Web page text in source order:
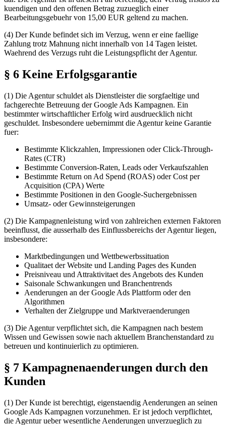
kuendigen und den offenen Betrag zuzueglich einer
Bearbeitungsgebuehr von 15,00 EUR geltend zu machen.
(4) Der Kunde befindet sich im Verzug, wenn er eine faellige
Zahlung trotz Mahnung nicht innerhalb von 14 Tagen leistet.
Waehrend des Verzugs ruht die Leistungspflicht der Agentur.
§ 6 Keine Erfolgsgarantie
(1) Die Agentur schuldet als Dienstleister die sorgfaeltige und
fachgerechte Betreuung der Google Ads Kampagnen. Ein
bestimmter wirtschaftlicher Erfolg wird ausdruecklich nicht
geschuldet. Insbesondere uebernimmt die Agentur keine Garantie
fuer:
Bestimmte Klickzahlen, Impressionen oder Click-Through-
Rates (CTR)
Bestimmte Conversion-Raten, Leads oder Verkaufszahlen
Bestimmte Return on Ad Spend (ROAS) oder Cost per
Acquisition (CPA) Werte
Bestimmte Positionen in den Google-Suchergebnissen
Umsatz- oder Gewinnsteigerungen
(2) Die Kampagnenleistung wird von zahlreichen externen Faktoren
beeinflusst, die ausserhalb des Einflussbereichs der Agentur liegen,
insbesondere:
Marktbedingungen und Wettbewerbssituation
Qualitaet der Website und Landing Pages des Kunden
Preisniveau und Attraktivitaet des Angebots des Kunden
Saisonale Schwankungen und Branchentrends
Aenderungen an der Google Ads Plattform oder den
Algorithmen
Verhalten der Zielgruppe und Marktveraenderungen
(3) Die Agentur verpflichtet sich, die Kampagnen nach bestem
Wissen und Gewissen sowie nach aktuellem Branchenstandard zu
betreuen und kontinuierlich zu optimieren.
§ 7 Kampagnenaenderungen durch den
Kunden
(1) Der Kunde ist berechtigt, eigenstaendig Aenderungen an seinen
Google Ads Kampagnen vorzunehmen. Er ist jedoch verpflichtet,
die Agentur ueber wesentliche Aenderungen unverzueglich zu